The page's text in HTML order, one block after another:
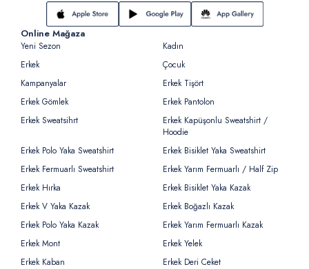
Online Mağaza
Yeni Sezon
Kadın
Erkek
Çocuk
Kampanyalar
Erkek Tişört
Erkek Gömlek
Erkek Pantolon
Erkek Sweatsihrt
Erkek Kapüşonlu Sweatshirt /
Hoodie
Erkek Polo Yaka Sweatshirt
Erkek Bisiklet Yaka Sweatshirt
Erkek Fermuarlı Sweatshirt
Erkek Yarım Fermuarlı / Half Zip
Erkek Hırka
Erkek Bisiklet Yaka Kazak
Erkek V Yaka Kazak
Erkek Boğazlı Kazak
Erkek Polo Yaka Kazak
Erkek Yarım Fermuarlı Kazak
Erkek Mont
Erkek Yelek
Erkek Kaban
Erkek Deri Ceket